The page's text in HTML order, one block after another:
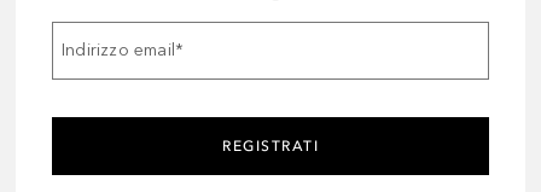
Indirizzo email*
REGISTRATI